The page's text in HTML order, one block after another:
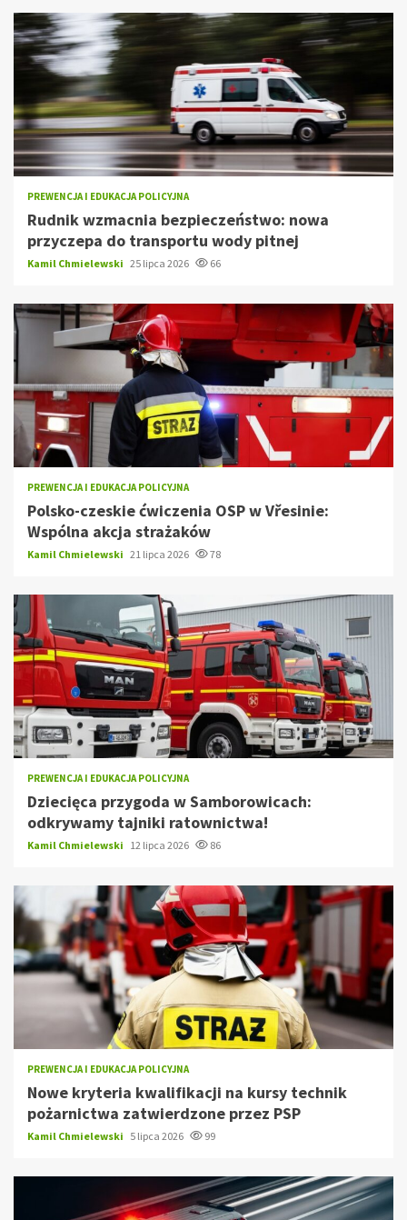
PREWENCJA I EDUKACJA POLICYJNA
Rudnik wzmacnia bezpieczeństwo: nowa
przyczepa do transportu wody pitnej
Kamil Chmielewski 25 lipca 2026 66
PREWENCJA I EDUKACJA POLICYJNA
Polsko-czeskie ćwiczenia OSP w Vřesinie:
Wspólna akcja strażaków
Kamil Chmielewski 21 lipca 2026 78
PREWENCJA I EDUKACJA POLICYJNA
Dziecięca przygoda w Samborowicach:
odkrywamy tajniki ratownictwa!
Kamil Chmielewski 12 lipca 2026 86
PREWENCJA I EDUKACJA POLICYJNA
Nowe kryteria kwalifikacji na kursy technik
pożarnictwa zatwierdzone przez PSP
Kamil Chmielewski 5 lipca 2026 99